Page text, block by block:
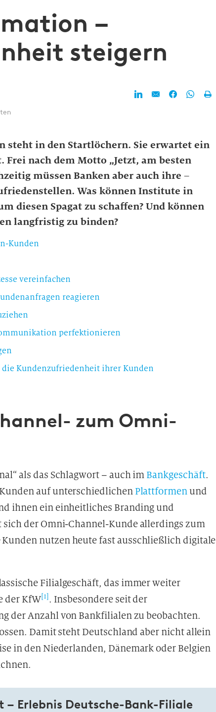
–
steigern
steht in den Startlöchern. Sie erwartet ein
nach dem Motto „Jetzt, am besten
müssen Banken aber auch ihre –
Was können Institute in
diesen Spagat zu schaffen? Und können
langfristig zu binden?
Kunden
vereinfachen
reagieren
perfektionieren
Kundenzufriedenheit ihrer Kunden
zum Omni-
als das Schlagwort – auch im Bankgeschäft.
auf unterschiedlichen Plattformenund
ihnen ein einheitliches Branding und
der Omni-Channel-Kunde allerdings zum
nutzen heute fast ausschließlich digitale
Filialgeschäft, das immer weiter
der KfW[1]. Insbesondere seit der
der Anzahl von Bankfilialen zu beobachten.
Damit steht Deutschland aber nicht allein
in den Niederlanden, Dänemark oder Belgien
Erlebnis Deutsche-Bank-Filiale